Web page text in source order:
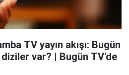
TV yayın akışı: Bugün
var? | Bugün TV'de